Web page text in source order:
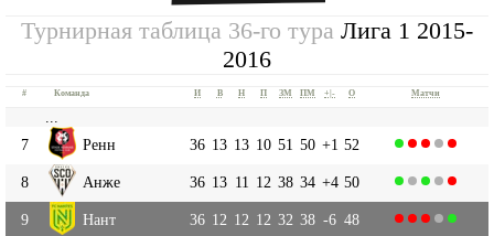
Турнирная таблица 36-го тура Лига 1 2015-
2016
# Команда И В Н П ЗМ ПМ +|- О Матчи
7
Ренн 36 13 13 10 51 50 +1 52
8 Анже 36 13 11 12 38 34 +4 50
9 Нант 36 12 12 12 32 38 -6 48